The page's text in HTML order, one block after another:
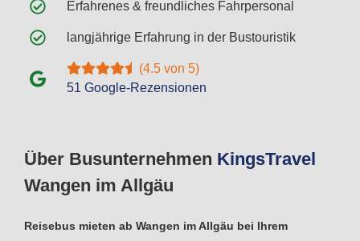
Über Busunternehmen KingsTravel
Wangen im Allgäu
Reisebus mieten ab Wangen im Allgäu bei Ihrem
Erfahrenes & freundliches Fahrpersonal
langjährige Erfahrung in der Bustouristik
(4.5 von 5)
51 Google-Rezensionen